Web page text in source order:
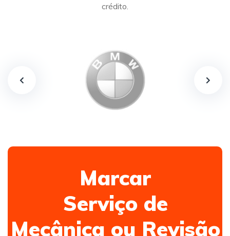
crédito.
Marcar
Serviço de
Mecânica ou Revisão